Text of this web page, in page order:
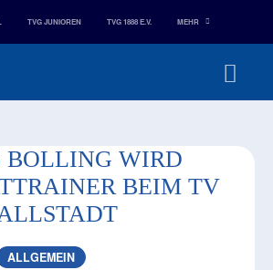
TVG JUNIOREN TVG 1888 E.V. MEHR
BOLLING WIRD
BEIM TV
ALLGEMEIN